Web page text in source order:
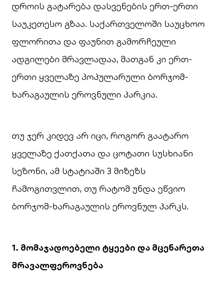
დროის გატარება დასვენების ერთ-ერთი
საუკეთესო გზაა. საქართველოში საუცხოო
ფლორითა და ფაუნით გამორჩეული
ადგილები მრავლადაა, მათგან კი ერთ-
ერთი ყველაზე პოპულარული ბორჯომ-
ხარაგაულის ეროვნული პარკია.
თუ ჯერ კიდევ არ იცი, როგორ გაატარო
ყველაზე ქათქათა და ცოტათი სუსხიანი
სეზონი, ამ სტატიაში 3 მიზეზს
ჩამოგითვლით, თუ რატომ უნდა ეწვიო
ბორჯომ-ხარაგაულის ეროვნულ პარკს.
1. მომაჯადოებელი ტყეები და მცენარეთა
მრავალფეროვნება